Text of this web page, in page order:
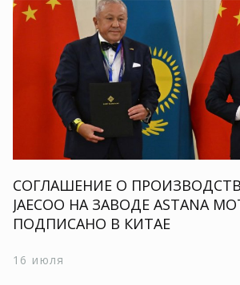
СОГЛАШЕНИЕ О
JAECOO НА ЗАВОДЕ ASTANA
ПОДПИСАНО В КИТАЕ
16 июля